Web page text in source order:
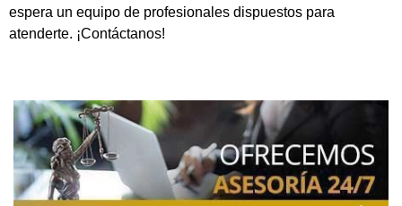
espera un equipo de profesionales dispuestos para
atenderte. ¡Contáctanos!
NOSOTROS